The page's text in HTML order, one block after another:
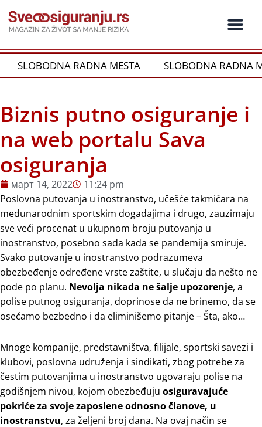
на
садржај
SLOBODNA RADNA MESTA SLOBODNA RADNA
Biznis putno osiguranje i
na web portalu Sava
osiguranja
март 14, 2022
11:24 pm
Poslovna putovanja u inostranstvo, učešće takmičara na
međunarodnim sportskim događajima i drugo, zauzimaju
sve veći procenat u ukupnom broju putovanja u
inostranstvo, posebno sada kada se pandemija smiruje.
Svako putovanje u inostranstvo podrazumeva
obezbeđenje određene vrste zaštite, u slučaju da nešto ne
pođe po planu. Nevolja nikada ne šalje upozorenje, a
polise putnog osiguranja, doprinose da ne brinemo, da se
osećamo bezbedno i da eliminišemo pitanje – Šta, ako…
Mnoge kompanije, predstavništva, filijale, sportski savezi i
klubovi, poslovna udruženja i sindikati, zbog potrebe za
čestim putovanjima u inostranstvo ugovaraju polise na
godišnjem nivou, kojom obezbeđuju osiguravajuće
pokriće za svoje zaposlene odnosno članove, u
inostranstvu, za željeni broj dana. Na ovaj način se